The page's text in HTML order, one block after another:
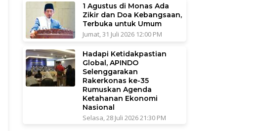
1 Agustus di Monas Ada
Zikir dan Doa Kebangsaan,
Terbuka untuk Umum
Jumat, 31 Juli 2026 12:00 PM
Hadapi Ketidakpastian
Global, APINDO
Selenggarakan
Rakerkonas ke-35
Rumuskan Agenda
Ketahanan Ekonomi
Nasional
Selasa, 28 Juli 2026 21:30 PM